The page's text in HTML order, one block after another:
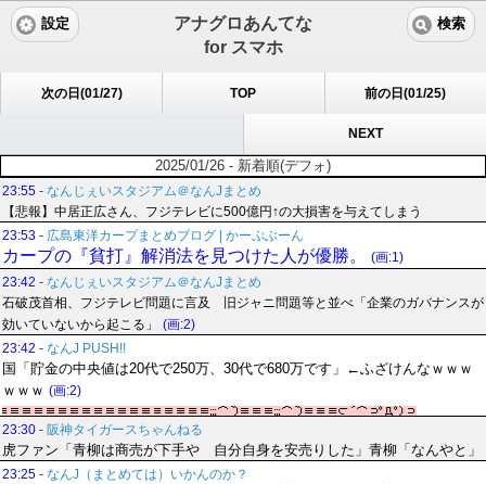
アナグロあんてな
for スマホ
設定 検索
次の日(01/27) TOP 前の日(01/25)
NEXT
2025/01/26 - 新着順(デフォ)
23:55 - なんじぇいスタジアム＠なんJまとめ
【悲報】中居正広さん、フジテレビに500億円↑の大損害を与えてしまう
23:53 - 広島東洋カープまとめブログ | かーぷぶーん
カープの『貧打』解消法を見つけた人が優勝。
(画:1)
23:42 - なんじぇいスタジアム＠なんJまとめ
石破茂首相、フジテレビ問題に言及 旧ジャニ問題等と並べ「企業のガバナンスが
効いていないから起こる」
(画:2)
23:42 - なんJ PUSH!!
国「貯金の中央値は20代で250万、30代で680万です」←ふざけんなｗｗｗ
ｗｗｗ (画:2)
23:30 - 阪神タイガースちゃんねる
虎ファン「青柳は商売が下手や 自分自身を安売りした」青柳「なんやと」
23:25 - なんJ（まとめては）いかんのか？